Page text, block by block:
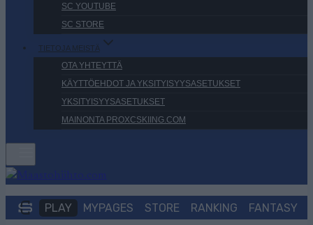
SC YOUTUBE
SC STORE
TIETOJA MEISTÄ
OTA YHTEYTTÄ
KÄYTTÖEHDOT JA YKSITYISYYSASETUKSET
YKSITYISYYSASETUKSET
MAINONTA PROXCSKIING.COM
PLAY MYPAGES STORE RANKING FANTASY